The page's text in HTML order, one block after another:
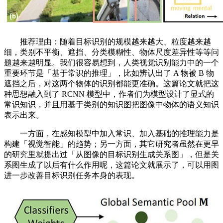
推荐理由：随着目标识别的规模越来越大、粒度越来越
细，类别不平衡、遮挡、分类模糊性、物体尺度差异性等等问
题越来越明显。我们很容易想到，人类视觉识别能力中的一个
重要环节是「基于常识的推理」，比如辨认出了 A 物被 B 物
遮挡之后，对这两个物体的识别都能更准确。这篇论文就把这
种思想融入到了 RCNN 模型中，作者们为模型设计了显式的
常识知识，并且用基于类别的知识图把图像中物体的语义知识
表示出来。
一方面，在感知模型中加入常识、加入基础的推理能力是
构建「视觉智能」的趋势；另一方面，其它研究者虽然在更早
的研究里就提出过「从图像的目标识别生成关系图」，但是关
系图生成了以后有什么作用呢，这篇论文就展示了，可以用图
进一步改善目标识别任务本身的表现。